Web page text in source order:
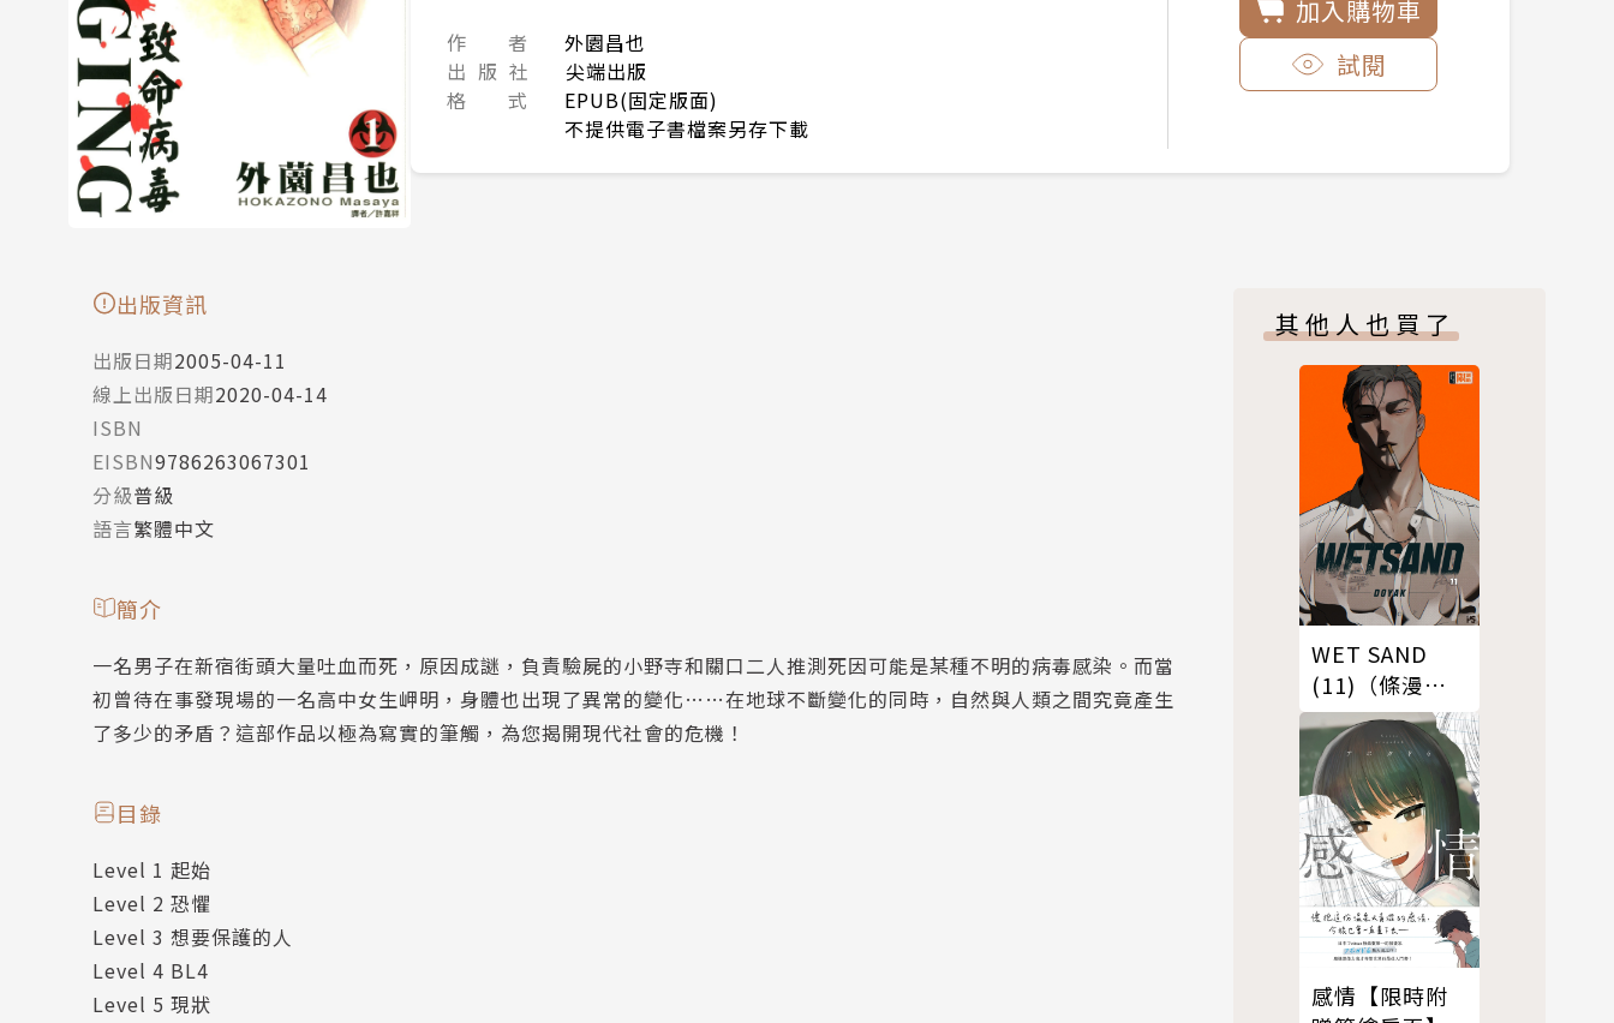
作 者
外園昌也
出 版 社
尖端出版
格 式
EPUB(固定版面)
不提供電子書檔案另存下載
加入購物車
試閱
出版資訊
出版日期2005-04-11
線上出版日期2020-04-14
ISBN
EISBN9786263067301
分級普級
語言繁體中文
簡介
一名男子在新宿街頭大量吐血而死，原因成謎，負責驗屍的小野寺和關口二人推測死因可能是某種不明的病毒感染。而當
初曾待在事發現場的一名高中女生岬明，身體也出現了異常的變化……在地球不斷變化的同時，自然與人類之間究竟產生
了多少的矛盾？這部作品以極為寫實的筆觸，為您揭開現代社會的危機！
目錄
Level 1 起始
Level 2 恐懼
Level 3 想要保護的人
Level 4 BL4
Level 5 現狀
其他人也買了
WET SAND
(11)（條漫
版）
感情【限時附